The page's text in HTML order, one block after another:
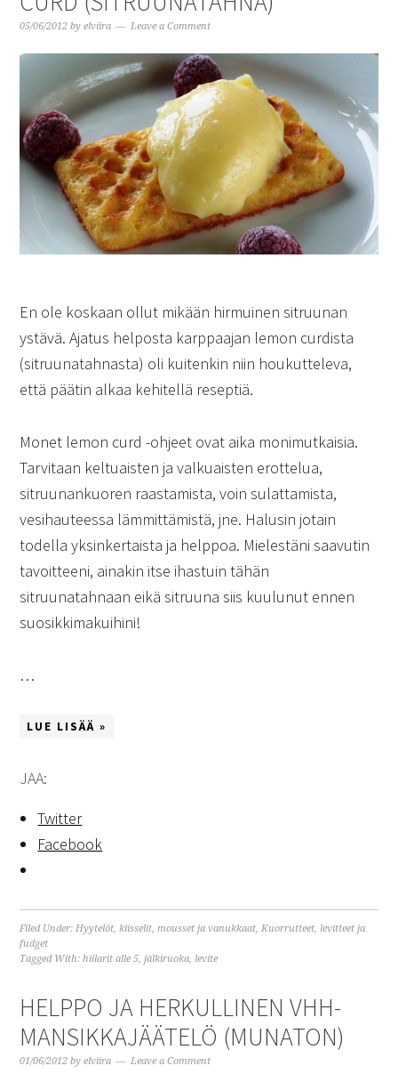
05/06/2012 byelviira Leave a Comment
En ole koskaan ollut mikään hirmuinen sitruunan
ystävä. Ajatus helposta karppaajan lemon curdista
(sitruunatahnasta) oli kuitenkin niin houkutteleva,
että päätin alkaa kehitellä reseptiä.
Monet lemon curd -ohjeet ovat aika monimutkaisia.
Tarvitaan keltuaisten ja valkuaisten erottelua,
sitruunankuoren raastamista, voin sulattamista,
vesihauteessa lämmittämistä, jne. Halusin jotain
todella yksinkertaista ja helppoa. Mielestäni saavutin
tavoitteeni, ainakin itse ihastuin tähän
sitruunatahnaan eikä sitruuna siis kuulunut ennen
suosikkimakuihini!
…
LUE LISÄÄ »
JAA:
Twitter
Facebook
Filed Under:Hyytelöt, kiisselit, mousset ja vanukkaat,Kuorrutteet, levitteet ja
fudget
Tagged With:hiilarit alle 5,jälkiruoka, levite
HELPPO JA HERKULLINEN VHH-
MANSIKKAJÄÄTELÖ (MUNATON)
01/06/2012 byelviira Leave a Comment